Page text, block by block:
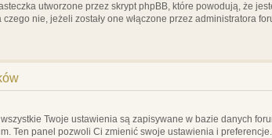
utworzone przez skrypt phpBB, które powodują, że
nie, jeżeli zostały one włączone przez administratora
Twoje ustawienia są zapisywane w bazie danych
Ten panel pozwoli Ci zmienić swoje ustawienia i preferencje.